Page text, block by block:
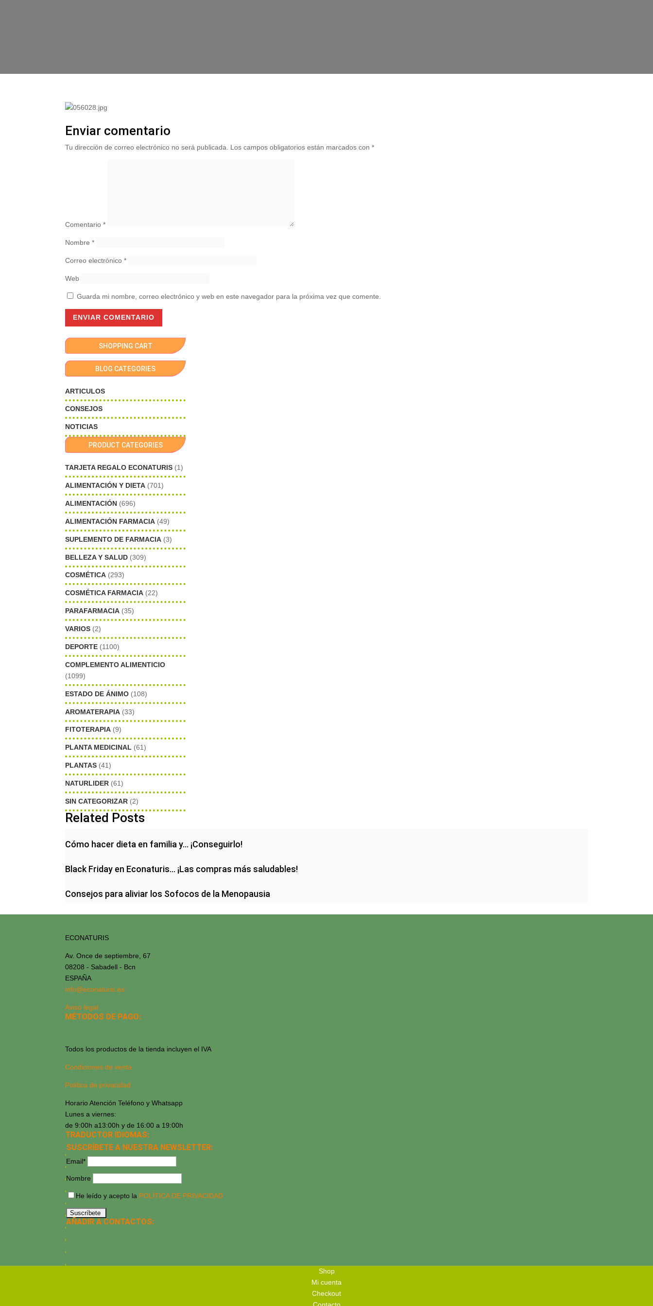
Enviar comentario
Tu dirección de correo electrónico no será publicada. Los campos obligatorios están marcados con*
Comentario*
Nombre*
Correo electrónico*
Web
Guarda mi nombre, correo electrónico y web en este navegador para la próxima vez que comente.
SHOPPING CART
BLOG CATEGORIES
ARTICULOS
CONSEJOS
NOTICIAS
PRODUCT CATEGORIES
TARJETA REGALO ECONATURIS (1)
ALIMENTACIÓN Y DIETA (701)
ALIMENTACIÓN (696)
ALIMENTACIÓN FARMACIA (49)
SUPLEMENTO DE FARMACIA (3)
BELLEZA Y SALUD (309)
COSMÉTICA (293)
COSMÉTICA FARMACIA (22)
PARAFARMACIA (35)
VARIOS (2)
DEPORTE (1100)
COMPLEMENTO ALIMENTICIO
(1099)
ESTADO DE ÁNIMO (108)
AROMATERAPIA (33)
FITOTERAPIA (9)
PLANTA MEDICINAL (61)
PLANTAS (41)
NATURLIDER (61)
SIN CATEGORIZAR (2)
Related Posts
Cómo hacer dieta en familia y… ¡Conseguirlo!
Black Friday en Econaturis… ¡Las compras más saludables!
Consejos para aliviar los Sofocos de la Menopausia
ECONATURIS
Av. Once de septiembre, 67
08208 - Sabadell - Bcn
ESPAÑA
info@econaturis.es
Aviso legal
MÉTODOS DE PAGO:
Todos los productos de la tienda incluyen el IVA
Condiciones de venta
Política de privacidad
Horario Atención Teléfono y Whatsapp
Lunes a viernes:
de 9:00h a13:00h y de 16:00 a 19:00h
TRADUCTOR IDIOMAS:
SUSCRÍBETE A NUESTRA NEWSLETTER:
Email*
Nombre
He leído y acepto la POLÍTICA DE PRIVACIDAD
AÑADIR A CONTACTOS:
Shop
Mi cuenta
Checkout
Contacto